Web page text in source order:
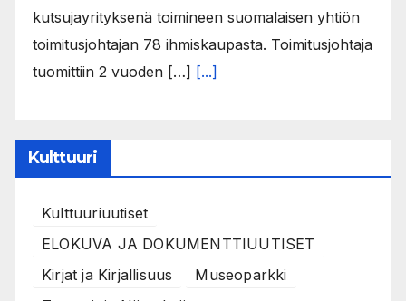
kutsujayrityksenä toimineen suomalaisen yhtiön
toimitusjohtajan 78 ihmiskaupasta. Toimitusjohtaja
tuomittiin 2 vuoden […] [...]
Kulttuuri
Kulttuuriuutiset
ELOKUVA JA DOKUMENTTIUUTISET
Kirjat ja Kirjallisuus
Museoparkki